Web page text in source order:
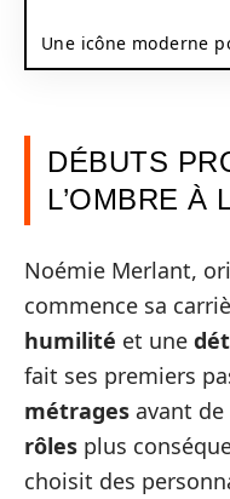
Une icône moderne
DÉBUTS
L’OMBRE À
Noémie Merlant,
commence sa
humilité et une
fait ses premiers
métrages avant
rôles plus
choisit des